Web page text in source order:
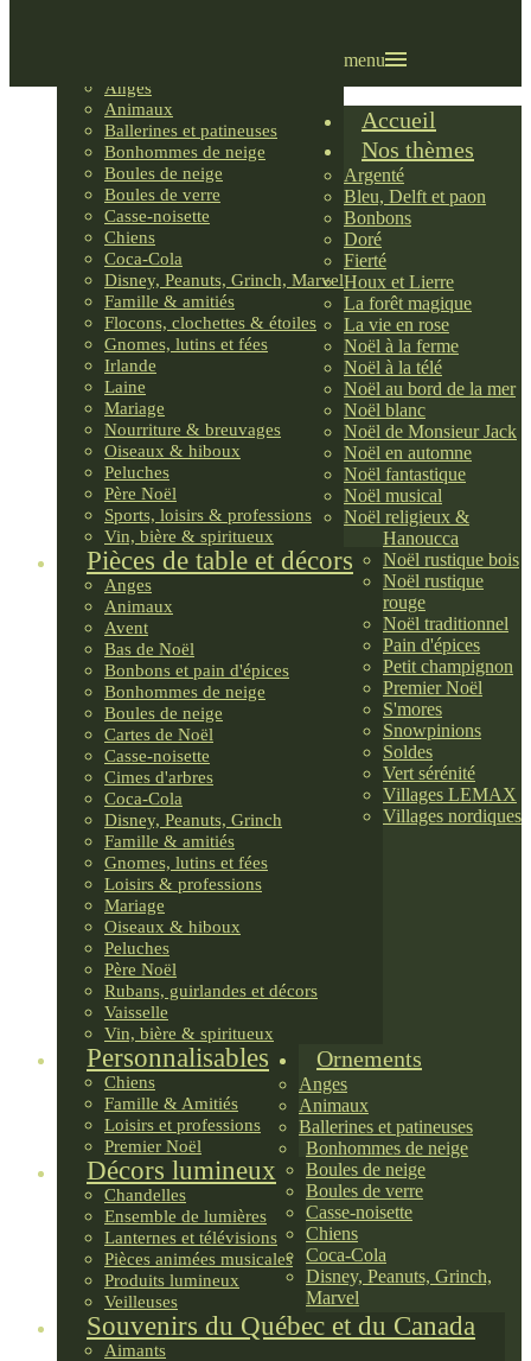
Anges
Animaux
Ballerines et patineuses
Bonhommes de neige
Boules de neige
Boules de verre
Casse-noisette
Chiens
Coca-Cola
Disney, Peanuts, Grinch, Marvel
Famille & amitiés
Flocons, clochettes & étoiles
Gnomes, lutins et fées
Irlande
Laine
Mariage
Nourriture & breuvages
Oiseaux & hiboux
Peluches
Père Noël
Sports, loisirs & professions
Vin, bière & spiritueux
Pièces de table et décors
Anges
Animaux
Avent
Bas de Noël
Bonbons et pain d'épices
Bonhommes de neige
Boules de neige
Cartes de Noël
Casse-noisette
Cimes d'arbres
Coca-Cola
Disney, Peanuts, Grinch
Famille & amitiés
Gnomes, lutins et fées
Loisirs & professions
Mariage
Oiseaux & hiboux
Peluches
Père Noël
Rubans, guirlandes et décors
Vaisselle
Vin, bière & spiritueux
Personnalisables
Chiens
Famille & Amitiés
Loisirs et professions
Premier Noël
Décors lumineux
Chandelles
Ensemble de lumières
Lanternes et télévisions
Pièces animées musicales
Produits lumineux
Veilleuses
Souvenirs du Québec et du Canada
Aimants
menu
Accueil
Nos thèmes
Argenté
Bleu, Delft et paon
Bonbons
Doré
Fierté
Houx et Lierre
La forêt magique
La vie en rose
Noël à la ferme
Noël à la télé
Noël au bord de la mer
Noël blanc
Noël de Monsieur Jack
Noël en automne
Noël fantastique
Noël musical
Noël religieux &
Hanoucca
Noël rustique bois
Noël rustique
rouge
Noël traditionnel
Pain d'épices
Petit champignon
Premier Noël
S'mores
Snowpinions
Soldes
Vert sérénité
Villages LEMAX
Villages nordiques
Ornements
Anges
Animaux
Ballerines et patineuses
Bonhommes de neige
Boules de neige
Boules de verre
Casse-noisette
Chiens
Coca-Cola
Disney, Peanuts, Grinch,
Marvel